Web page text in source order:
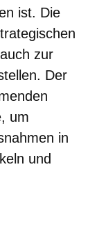
ist. Die
zur
Der
um
in
und